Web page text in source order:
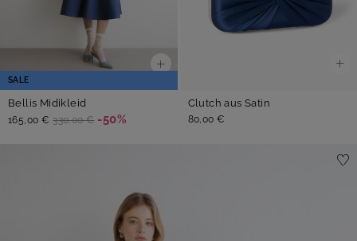
SALE
Bellis Midikleid
165,00 € 330,00 € -50%
Clutch aus Satin
80,00 €